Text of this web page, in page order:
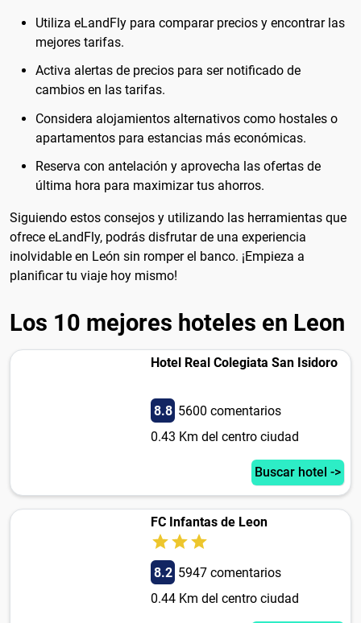
Utiliza eLandFly para comparar precios y encontrar las
mejores tarifas.
Activa alertas de precios para ser notificado de
cambios en las tarifas.
Considera alojamientos alternativos como hostales o
apartamentos para estancias más económicas.
Reserva con antelación y aprovecha las ofertas de
última hora para maximizar tus ahorros.
Siguiendo estos consejos y utilizando las herramientas que
ofrece eLandFly, podrás disfrutar de una experiencia
inolvidable en León sin romper el banco. ¡Empieza a
planificar tu viaje hoy mismo!
Los 10 mejores hoteles en Leon
Hotel Real Colegiata San Isidoro
8.8 5600 comentarios
0.43 Km del centro ciudad
Buscar hotel ->
FC Infantas de Leon
8.2 5947 comentarios
0.44 Km del centro ciudad